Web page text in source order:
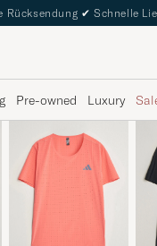
Rücksendung ✔ Schnelle
Pre-owned Luxury